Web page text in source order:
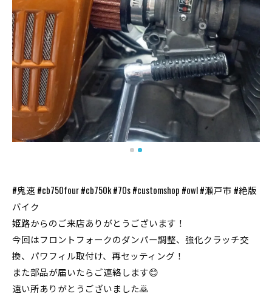
#鬼速 #cb750four #cb750k #70s #customshop #owl #瀬戸市 #絶版
バイク
姫路からのご来店ありがとうございます！
今回はフロントフォークのダンパー調整、強化クラッチ交
換、パワフィル取付け、再セッティング！
また部品が届いたらご連絡します😊
遠い所ありがとうございました🙇